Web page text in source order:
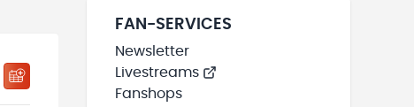
FAN-SERVICES
Newsletter
Livestreams
Fanshops